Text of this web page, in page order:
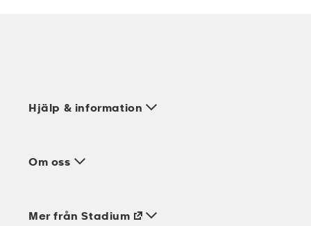
Hjälp & information
Om oss
Mer från Stadium